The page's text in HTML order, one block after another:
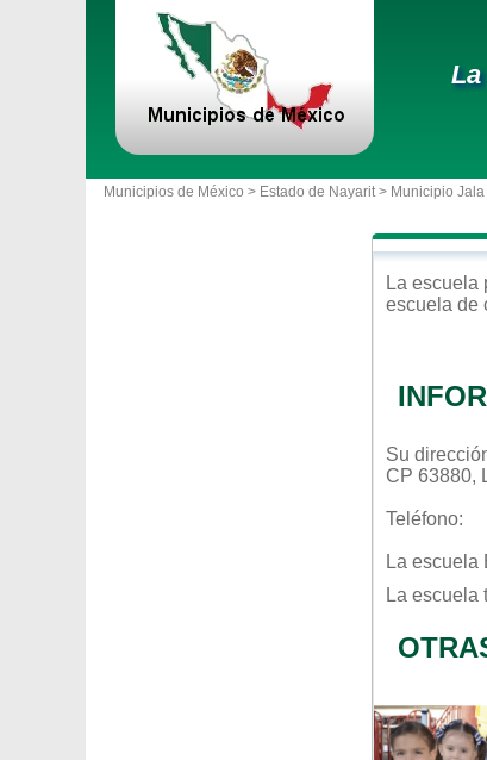
Municipios de México > Estado de Nayarit> Municipio Jala
La escuela
escuela de
Su
CP 63880,
Teléfono:
La escuela
La escuela